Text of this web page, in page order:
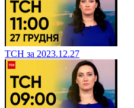
ТСН за 2023.12.27